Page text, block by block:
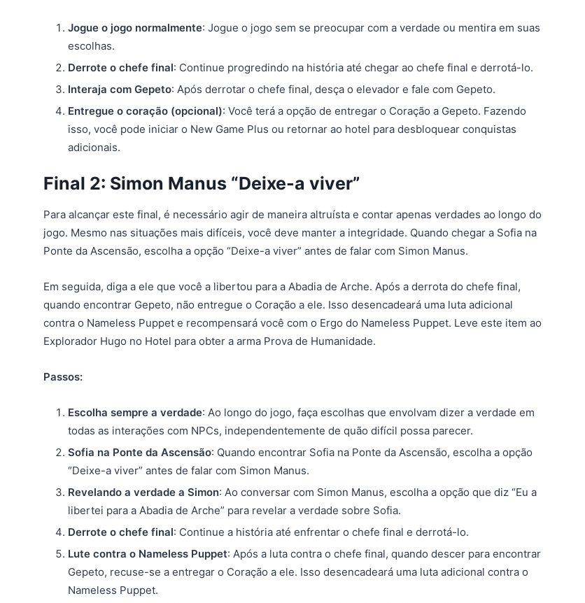
Jogue o jogo normalmente: Jogue o jogo sem se preocupar com a verdade ou mentira em suas
escolhas.
Derrote o chefe final: Continue progredindo na história até chegar ao chefe final e derrotá-lo.
Interaja com Gepeto: Após derrotar o chefe final, desça o elevador e fale com Gepeto.
Entregue o coração (opcional): Você terá a opção de entregar o Coração a Gepeto. Fazendo
isso, você pode iniciar o New Game Plus ou retornar ao hotel para desbloquear conquistas
adicionais.
Final 2: Simon Manus “Deixe-a viver”
Para alcançar este final, é necessário agir de maneira altruísta e contar apenas verdades ao longo do
jogo. Mesmo nas situações mais difíceis, você deve manter a integridade. Quando chegar a Sofia na
Ponte da Ascensão, escolha a opção “Deixe-a viver” antes de falar com Simon Manus.
Em seguida, diga a ele que você a libertou para a Abadia de Arche. Após a derrota do chefe final,
quando encontrar Gepeto, não entregue o Coração a ele. Isso desencadeará uma luta adicional
contra o Nameless Puppet e recompensará você com o Ergo do Nameless Puppet. Leve este item ao
Explorador Hugo no Hotel para obter a arma Prova de Humanidade.
Passos:
Escolha sempre a verdade: Ao longo do jogo, faça escolhas que envolvam dizer a verdade em
todas as interações com NPCs, independentemente de quão difícil possa parecer.
Sofia na Ponte da Ascensão: Quando encontrar Sofia na Ponte da Ascensão, escolha a opção
“Deixe-a viver” antes de falar com Simon Manus.
Revelando a verdade a Simon: Ao conversar com Simon Manus, escolha a opção que diz “Eu a
libertei para a Abadia de Arche” para revelar a verdade sobre Sofia.
Derrote o chefe final: Continue a história até enfrentar o chefe final e derrotá-lo.
Lute contra o Nameless Puppet: Após a luta contra o chefe final, quando descer para encontrar
Gepeto, recuse-se a entregar o Coração a ele. Isso desencadeará uma luta adicional contra o
Nameless Puppet.